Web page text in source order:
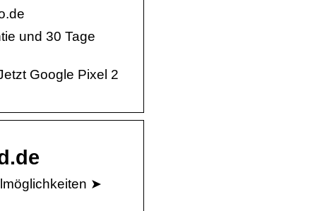
und 30 Tage
Google Pixel 2
➤